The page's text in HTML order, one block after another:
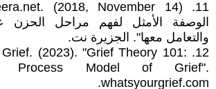
الوصفة الأمثل لفهم مراحل
والتعامل معها". الجزيرة نت.
Grief. (2023). "Grief Theory 101:
Process Model of Grief".
whatsyourgrief.com.